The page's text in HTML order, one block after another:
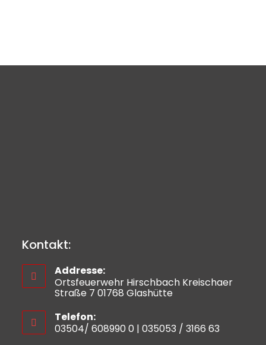
Kontakt:
Addresse:
Ortsfeuerwehr Hirschbach Kreischaer
Straße 7 01768 Glashütte
Telefon:
03504/ 608990 0 | 035053 / 3166 63